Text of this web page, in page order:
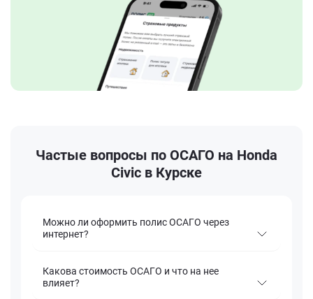
Частые вопросы по ОСАГО на Honda
Civic в Курске
Можно ли оформить полис ОСАГО через
интернет?
Какова стоимость ОСАГО и что на нее
влияет?